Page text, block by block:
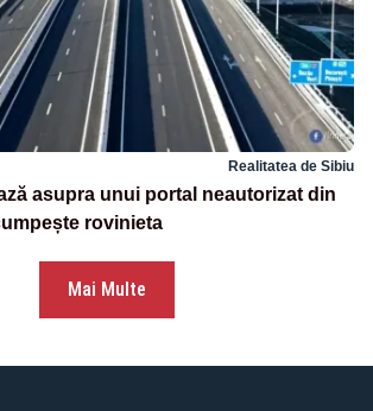
Realitatea de Sibiu
asupra unui portal neautorizat din
rovinieta
Mai Multe